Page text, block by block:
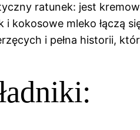
ratunek: jest
i kokosowe mleko łączą
i pełna historii,